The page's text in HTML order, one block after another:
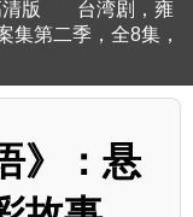
版
台湾剧，雍
集第二季，全8集，
》：悬